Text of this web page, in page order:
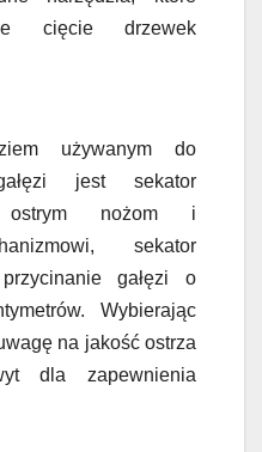
cięcie drzewek
używanym do
jest sekator
ostrym nożom i
sekator
gałęzi o
Wybierając
na jakość ostrza
dla zapewnienia